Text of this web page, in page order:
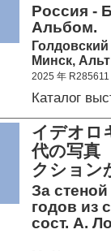
Россия -
Альбом.
Голдовский
Минск,
2025 年 R285611
Каталог
イデオロ
代の写真
クショ
За
годов из
сост. А.